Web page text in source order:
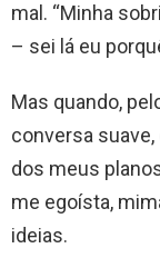
mal. “Minha
– sei lá eu
Mas quando,
conversa
dos meus
me egoísta,
ideias.